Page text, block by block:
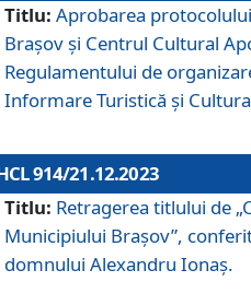
Titlu: Aprobarea
Brașov și Centrul Cultural
Regulamentului de
Informare Turistică și
914/21.12.2023
Titlu: Retragerea titlului de
Municipiului Brașov”,
domnului Alexandru Ionaș.